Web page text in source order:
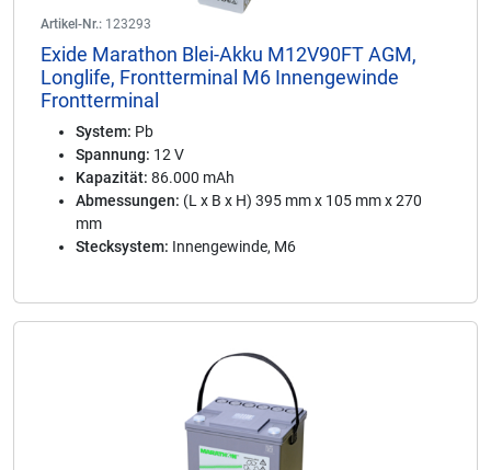
Artikel-Nr.: 123293
Exide Marathon Blei-Akku M12V90FT AGM,
Longlife, Frontterminal M6 Innengewinde
Frontterminal
System: Pb
Spannung: 12 V
Kapazität: 86.000 mAh
Abmessungen: (L x B x H) 395 mm x 105 mm x 270
mm
Stecksystem: Innengewinde, M6